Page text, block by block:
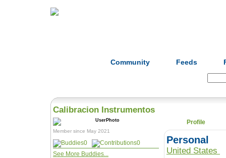
Community Feeds
Calibracion Instrumentos
Member since May 2021
0
0
See More Buddies...
Profile
Personal
United States